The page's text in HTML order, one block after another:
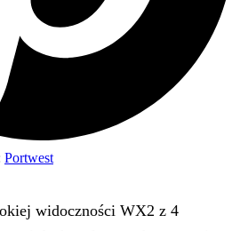
Portwest
widoczności WX2 z 4